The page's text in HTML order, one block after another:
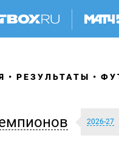
РЕЗУЛЬТАТЫ
2026-27